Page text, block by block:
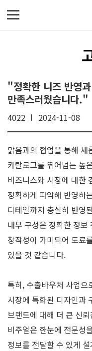
"정확한 니즈 반영
만족스러웠습니다."
4022 2024-11-08
맑음과의 협업을 통해
카탈로그를 뛰어넘는 높
비즈니스와 시장에 대한
정확하게 파악해 반영하
디테일까지 충실히 반영
내부 구성은 정확한 정보
창작성이 가미되어 도료
있을 것 같습니다.
특히, 수출바우처 사업
시장에 특화된 디자인과
브랜드에 대해 더 큰 신
비주얼은 한눈에 전문성
정보를 전달할 수 있게